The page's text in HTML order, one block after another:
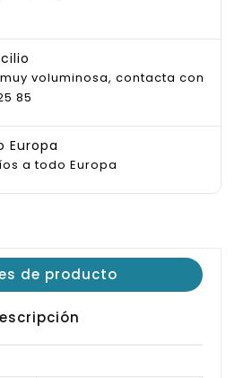
voluminosa, contacta con
85
Europa
a todo Europa
de producto